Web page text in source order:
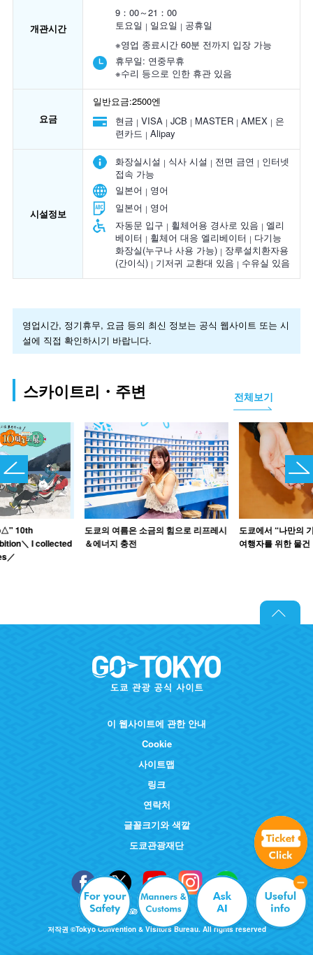
개관시간
9：00～21：00
토요일
일요일
공휴일
※영업 종료시간 60분 전까지 입장 가능
휴무일: 연중무휴
※수리 등으로 인한 휴관 있음
요금
일반요금:2500엔
현금
VISA JCB MASTER AMEX
은
련카드
Alipay
시설정보
화장실시설 식사 시설 전면 금연
인터넷
접속 가능
일본어
영어
일본어
영어
자동문 입구
휠체어용 경사로 있음
엘리
베이터
휠체어 대응 엘리베이터
다기능
화장실(누구나 사용 가능)
장루설치환자용
(간이식)
기저귀 교환대 있음 수유실 있음
영업시간, 정기휴무, 요금 등의 최신 정보는 공식 웹사이트 또는 시
설에 직접 확인하시기 바랍니다.
스카이트리・주변 전체보기
10th
＼ I collected
／
도쿄의 여름은 소금의 힘으로 리프레시
＆에너지 충전
도쿄에서 “나만의
여행자를 위한 물
이 웹사이트에 관한 안내
Cookie
사이트맵
링크
연락처
글꼴크기와 색깔
도쿄관광재단
저작권 ©Tokyo Convention & Visitors Bureau. All rights reserved